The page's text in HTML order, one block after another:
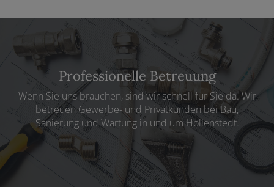
Professionelle Betreuung
Wenn Sie uns brauchen, sind wir schnell für Sie da. Wir
betreuen Gewerbe- und Privatkunden bei Bau,
Sanierung und Wartung in und um Hollenstedt.